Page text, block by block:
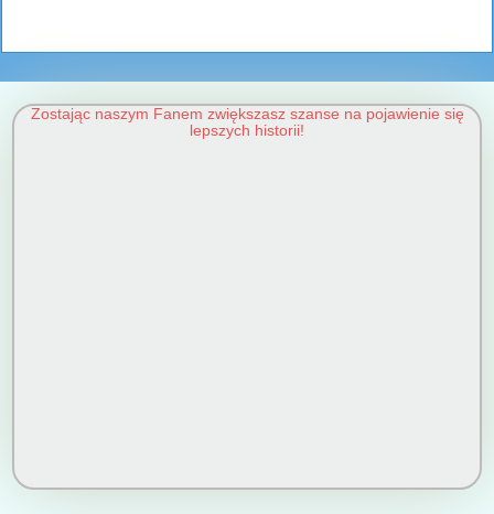
Zostając naszym Fanem zwiększasz szanse na pojawienie się
lepszych historii!